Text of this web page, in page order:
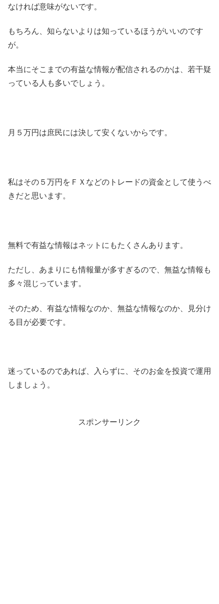
なければ意味がないです。
もちろん、知らないよりは知っているほうがいいのです
が。
本当にそこまでの有益な情報が配信されるのかは、若干疑
っている人も多いでしょう。
月５万円は庶民には決して安くないからです。
私はその５万円をＦＸなどのトレードの資金として使うべ
きだと思います。
無料で有益な情報はネットにもたくさんあります。
ただし、あまりにも情報量が多すぎるので、無益な情報も
多々混じっています。
そのため、有益な情報なのか、無益な情報なのか、見分け
る目が必要です。
迷っているのであれば、入らずに、そのお金を投資で運用
しましょう。
スポンサーリンク